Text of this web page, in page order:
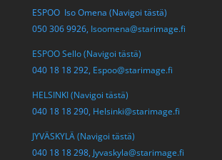
ESPOO Iso Omena (Navigoi tästä)
050 306 9926, Isoomena@starimage.fi
ESPOO Sello (Navigoi tästä)
040 18 18 292, Espoo@starimage.fi
HELSINKI (Navigoi tästä)
040 18 18 290, Helsinki@starimage.fi
JYVÄSKYLÄ (Navigoi tästä)
040 18 18 298, Jyvaskyla@starimage.fi